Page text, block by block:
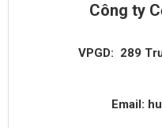
Công ty
VPGD: 289
Email: